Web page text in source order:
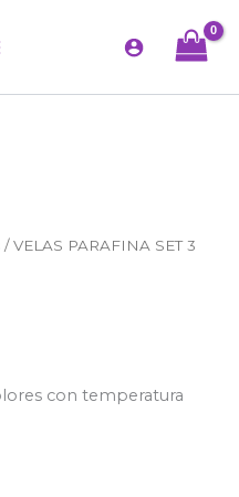
/ VELAS PARAFINA SET 3
con temperatura